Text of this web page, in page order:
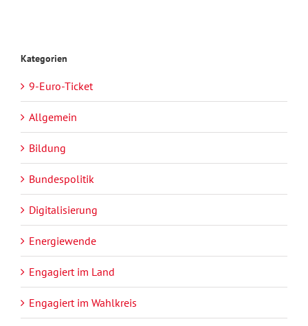
Kategorien
9-Euro-Ticket
Allgemein
Bildung
Bundespolitik
Digitalisierung
Energiewende
Engagiert im Land
Engagiert im Wahlkreis